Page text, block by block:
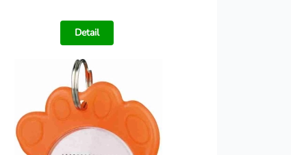
Detail